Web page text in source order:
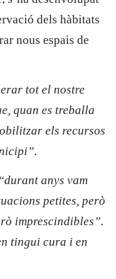
dels hàbitats
nous espais de
tot el nostre
quan es treballa
els recursos
.
“durant anys vam
petites, però
imprescindibles”.
tingui cura i en